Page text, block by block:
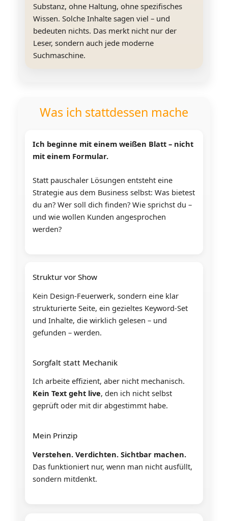
Substanz, ohne Haltung, ohne spezifisches
Wissen. Solche Inhalte sagen viel – und
bedeuten nichts. Das merkt nicht nur der
Leser, sondern auch jede moderne
Suchmaschine.
Was ich stattdessen mache
Ich beginne mit einem weißen Blatt – nicht
mit einem Formular.
Statt pauschaler Lösungen entsteht eine
Strategie aus dem Business selbst: Was bietest
du an? Wer soll dich finden? Wie sprichst du –
und wie wollen Kunden angesprochen
werden?
Struktur vor Show
Kein Design-Feuerwerk, sondern eine klar
strukturierte Seite, ein gezieltes Keyword-Set
und Inhalte, die wirklich gelesen – und
gefunden – werden.
Sorgfalt statt Mechanik
Ich arbeite effizient, aber nicht mechanisch.
Kein Text geht live, den ich nicht selbst
geprüft oder mit dir abgestimmt habe.
Mein Prinzip
Verstehen. Verdichten. Sichtbar machen.
Das funktioniert nur, wenn man nicht ausfüllt,
sondern mitdenkt.